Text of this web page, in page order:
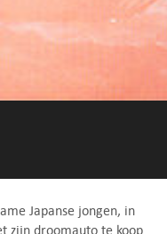
Japanse jongen, in
zijn droomauto te koop